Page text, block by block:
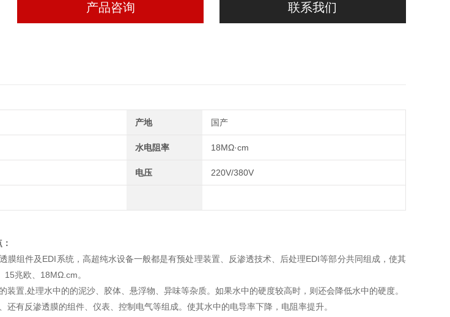
产品咨询 联系我们
产地 国产
水电阻率 18MΩ·cm
电压 220V/380V
组件及EDI系统，高超纯水设备一般都是有预处理装置、反渗透技术、后处理EDI等部分共同组成，使其
兆欧、18MΩ.cm。
置,处理水中的的泥沙、胶体、悬浮物、异味等杂质。如果水中的硬度较高时，则还会降低水中的硬度。
有反渗透膜的组件、仪表、控制电气等组成。使其水中的电导率下降，电阻率提升。